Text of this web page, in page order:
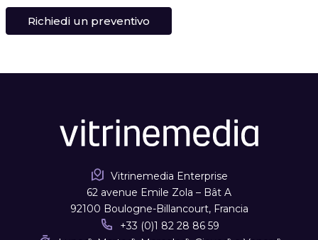
Richiedi un preventivo
Vitrinemedia Enterprise
62 avenue Emile Zola – Bât A
92100 Boulogne-Billancourt, Francia
+33 (0)1 82 28 86 59